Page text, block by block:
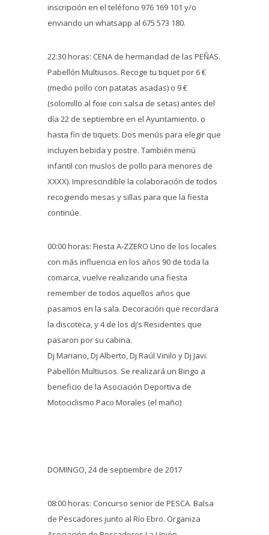
inscripción en el teléfono 976 169 101 y/o
enviando un whatsapp al 675 573 180.
22:30 horas: CENA de hermandad de las PEÑAS.
Pabellón Multiusos. Recoge tu tiquet por 6 €
(medio pollo con patatas asadas) o 9 €
(solomillo al foie con salsa de setas) antes del
día 22 de septiembre en el Ayuntamiento. o
hasta fin de tiquets. Dos menús para elegir que
incluyen bebida y postre. También menú
infantil con muslos de pollo para menores de
XXXX). Imprescindible la colaboración de todos
recogiendo mesas y sillas para que la fiesta
continúe.
00:00 horas: Fiesta A-ZZERO Uno de los locales
con más influencia en los años 90 de toda la
comarca, vuelve realizando una fiesta
remember de todos aquellos años que
pasamos en la sala. Decoración que recordara
la discoteca, y 4 de los dj’s Residentes que
pasaron por su cabina.
Dj Mariano, Dj Alberto, Dj Raúl Vinilo y Dj Javi.
Pabellón Multiusos. Se realizará un Bingo a
beneficio de la Asociación Deportiva de
Motociclismo Paco Morales (el maño)
DOMINGO, 24 de septiembre de 2017
08:00 horas: Concurso senior de PESCA. Balsa
de Pescadores junto al Río Ebro. Organiza